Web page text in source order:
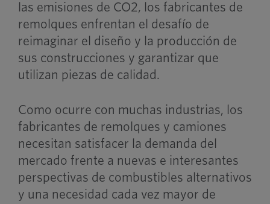
las emisiones de CO2, los fabricantes de
remolques enfrentan el desafío de
reimaginar el diseño y la producción de
sus construcciones y garantizar que
utilizan piezas de calidad.
Como ocurre con muchas industrias, los
fabricantes de remolques y camiones
necesitan satisfacer la demanda del
mercado frente a nuevas e interesantes
perspectivas de combustibles alternativos
y una necesidad cada vez mayor de